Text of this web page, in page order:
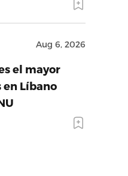
Aug 6, 2026
el mayor
Líbano